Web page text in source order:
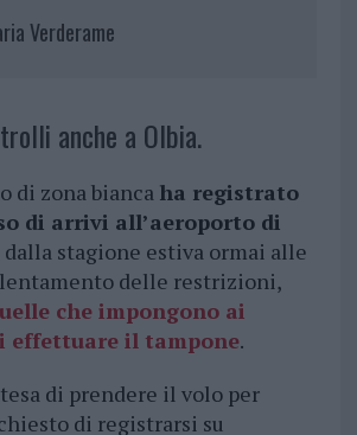
Verderame
anche a Olbia.
di zona bianca ha registrato
di arrivi all’aeroporto di
stagione estiva ormai alle
delle restrizioni,
che impongono ai
effettuare il tampone.
di prendere il volo per
di registrarsi su